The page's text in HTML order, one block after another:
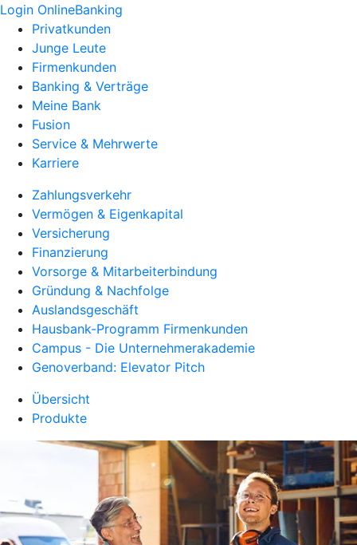
Login OnlineBanking
Privatkunden
Junge Leute
Firmenkunden
Banking & Verträge
Meine Bank
Fusion
Service & Mehrwerte
Karriere
Zahlungsverkehr
Vermögen & Eigenkapital
Versicherung
Finanzierung
Vorsorge & Mitarbeiterbindung
Gründung & Nachfolge
Auslandsgeschäft
Hausbank-Programm Firmenkunden
Campus - Die Unternehmerakademie
Genoverband: Elevator Pitch
Übersicht
Produkte